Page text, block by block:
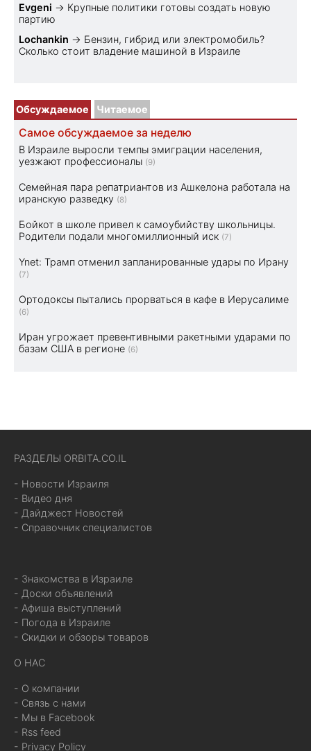
Evgeni → Крупные политики готовы создать новую
партию
Lochankin → Бензин, гибрид или электромобиль?
Cколько стоит владение машиной в Израиле
Обсуждаемое Читаемое
Самое обсуждаемое за неделю
В Израиле выросли темпы эмиграции населения,
уезжают профессионалы (9)
Семейная пара репатриантов из Ашкелона работала на
иранскую разведку (8)
Бойкот в школе привел к самоубийству школьницы.
Родители подали многомиллионный иск (7)
Ynet: Трамп отменил запланированные удары по Ирану
(7)
Ортодоксы пытались прорваться в кафе в Иерусалиме
(6)
Иран угрожает превентивными ракетными ударами по
базам США в регионе (6)
РАЗДЕЛЫ ORBITA.CO.IL
- Новости Израиля
- Видео дня
- Дайджест Новостей
- Справочник специалистов
- Знакомства в Израиле
- Доски объявлений
- Афиша выступлений
- Погода в Израиле
- Скидки и обзоры товаров
О НАС
- О компании
- Связь с нами
- Мы в Facebook
- Rss feed
- Privacy Policy